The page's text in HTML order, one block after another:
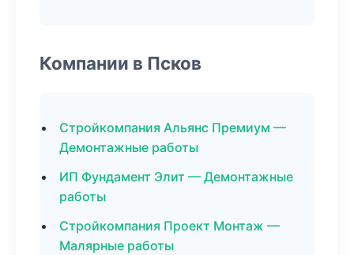
Компании в Псков
Стройкомпания Альянс Премиум —
Демонтажные работы
ИП Фундамент Элит — Демонтажные
работы
Стройкомпания Проект Монтаж —
Малярные работы